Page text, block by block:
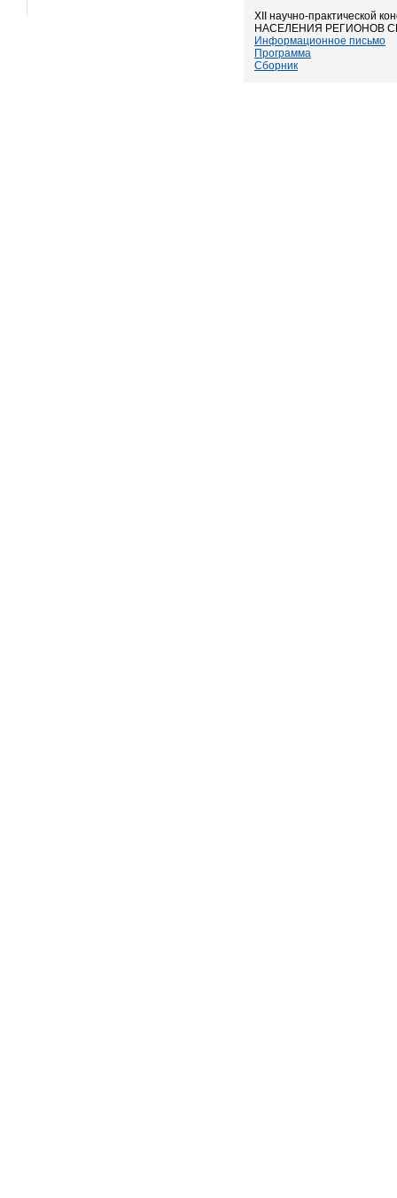
XII научно-
НАСЕЛЕНИЯ РЕГИОНОВ
Информационное письмо
Программа
Сборник